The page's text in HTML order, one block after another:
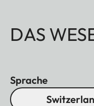
DAS
Sprache